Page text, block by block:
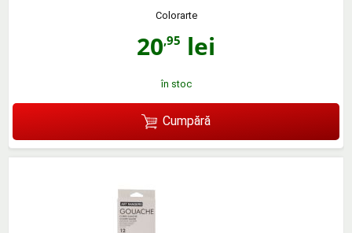
Colorarte
20,95 lei
în stoc
Cumpără